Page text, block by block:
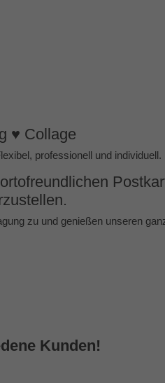
♥ Collage
professionell und individuell.
zu und genießen unseren
Kunden!